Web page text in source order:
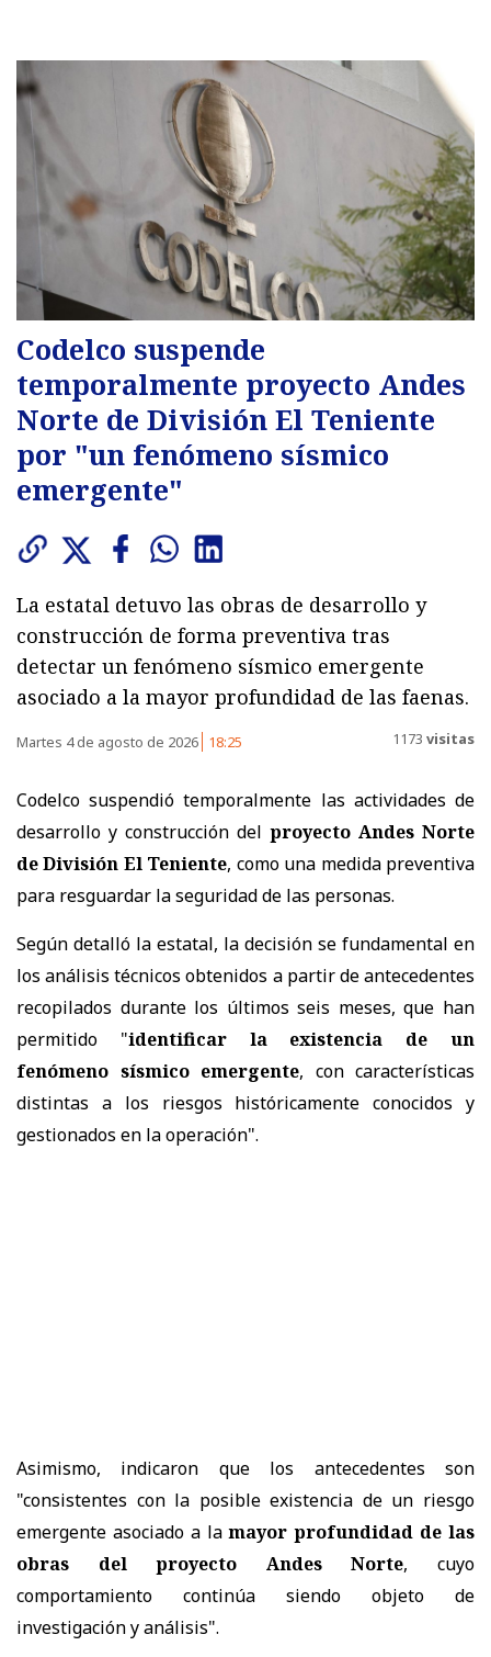
Codelco suspende
temporalmente proyecto Andes
Norte de División El Teniente
por "un fenómeno sísmico
emergente"
La estatal detuvo las obras de desarrollo y
construcción de forma preventiva tras
detectar un fenómeno sísmico emergente
asociado a la mayor profundidad de las faenas.
Martes 4 de agosto de 2026 18:25 1173 visitas
Codelco suspendió temporalmente las actividades de
desarrollo y construcción del proyecto Andes Norte
de División El Teniente, como una medida preventiva
para resguardar la seguridad de las personas.
Según detalló la estatal, la decisión se fundamental en
los análisis técnicos obtenidos a partir de antecedentes
recopilados durante los últimos seis meses, que han
permitido "identificar la existencia de un
fenómeno sísmico emergente, con características
distintas a los riesgos históricamente conocidos y
gestionados en la operación".
Asimismo, indicaron que los antecedentes son
"consistentes con la posible existencia de un riesgo
emergente asociado a lamayor profundidad de las
obras del proyecto Andes Norte, cuyo
comportamiento continúa siendo objeto de
investigación y análisis".